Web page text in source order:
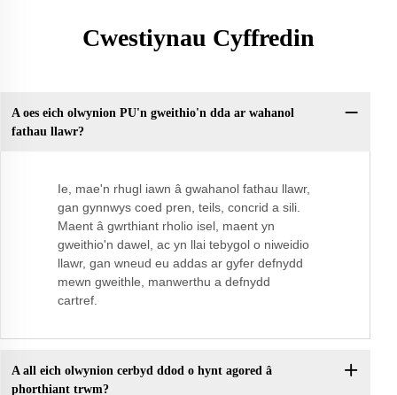
Cwestiynau Cyffredin
A oes eich olwynion PU'n gweithio'n dda ar wahanol
fathau llawr?
Ie, mae'n rhugl iawn â gwahanol fathau llawr,
gan gynnwys coed pren, teils, concrid a sili.
Maent â gwrthiant rholio isel, maent yn
gweithio'n dawel, ac yn llai tebygol o niweidio
llawr, gan wneud eu addas ar gyfer defnydd
mewn gweithle, manwerthu a defnydd
cartref.
A all eich olwynion cerbyd ddod o hynt agored â
phorthiant trwm?